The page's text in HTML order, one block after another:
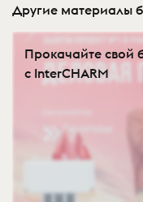
Другие материалы
Прокачайте свой
с InterCHARM